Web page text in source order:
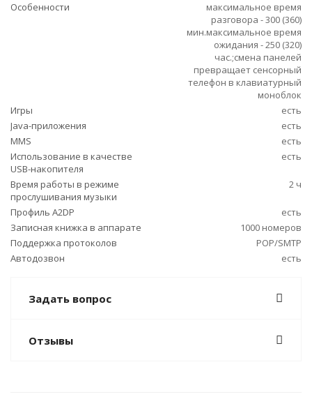
Особенности
максимальное время
разговора - 300 (360)
мин.максимальное время
ожидания - 250 (320)
час.;смена панелей
превращает сенсорный
телефон в клавиатурный
моноблок
Игры
есть
Java-приложения
есть
MMS
есть
Использование в качестве
USB-накопителя
есть
Время работы в режиме
прослушивания музыки
2 ч
Профиль A2DP
есть
Записная книжка в аппарате
1000 номеров
Поддержка протоколов
POP/SMTP
Автодозвон
есть
Задать вопрос
Отзывы